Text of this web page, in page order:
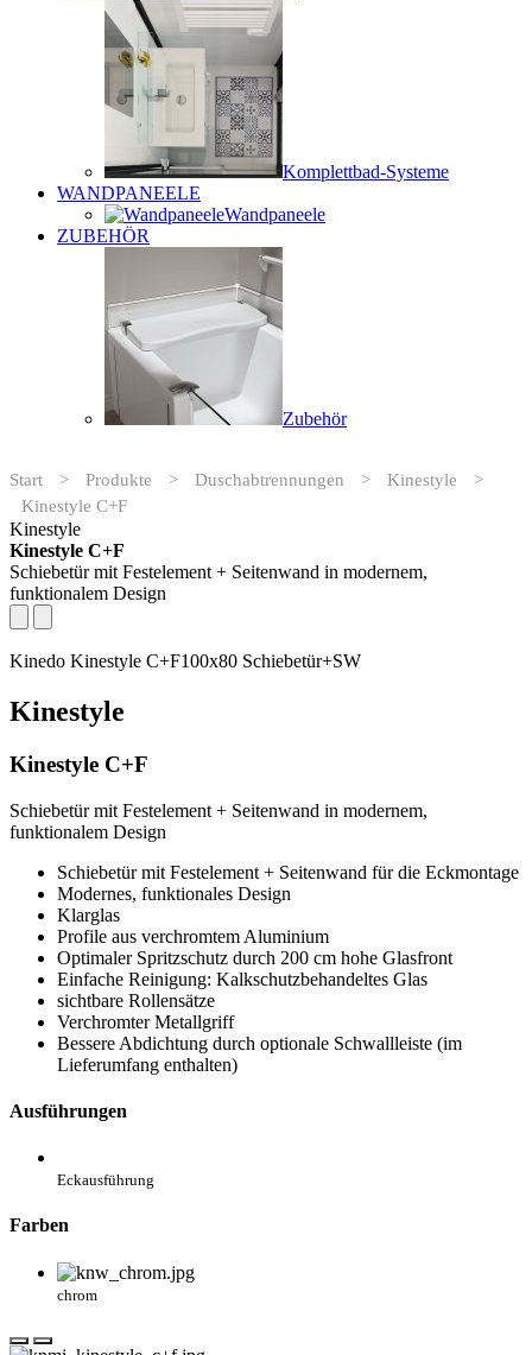
Komplettbad-Systeme
WANDPANEELE
Wandpaneele
ZUBEHÖR
Zubehör
Start > Produkte > Duschabtrennungen > Kinestyle
>
Kinestyle C+F
Kinestyle
Kinestyle C+F
Schiebetür mit Festelement + Seitenwand in modernem,
funktionalem Design